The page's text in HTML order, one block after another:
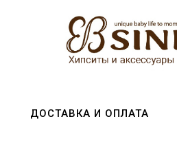
ДОСТАВКА И ОПЛАТА